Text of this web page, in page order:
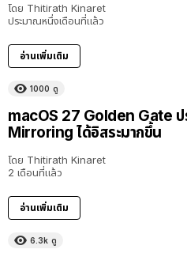
โดย Thitirath Kinaret
ประมาณหนึ่งเดือนที่แล้ว
อ่านเพิ่มเติม
1000 ดู
macOS 27 Golden Gate
Mirroring ได้อิสระมากขึ้น
โดย Thitirath Kinaret
2 เดือนที่แล้ว
อ่านเพิ่มเติม
6.3k ดู